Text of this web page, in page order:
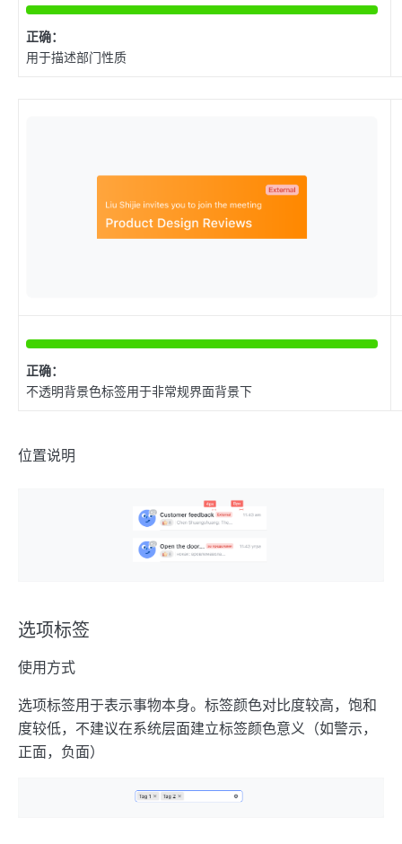
正确：
用于描述部门性质
正确：
不透明背景色标签用于非常规界面背景下
位置说明
选项标签
使用方式
选项标签用于表示事物本身。标签颜色对比度较高，饱和
度较低，不建议在系统层面建立标签颜色意义（如警示，
正面，负面）